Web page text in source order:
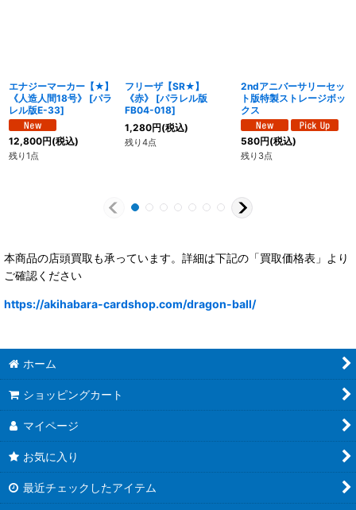
エナジーマーカー【★】
《人造人間18号》
[パラ
レル版E-33]
12,800円(税込)
残り1点
フリーザ【SR★】
《赤》
[パラレル版
FB04-018]
1,280円(税込)
残り4点
2ndアニバーサリーセッ
ト版特製ストレージボッ
クス
580円(税込)
残り3点
本商品の店頭買取も承っています。詳細は下記の「買取価格表」より
ご確認ください
https://akihabara-cardshop.com/dragon-ball/
ホーム
ショッピングカート
マイページ
お気に入り
最近チェックしたアイテム